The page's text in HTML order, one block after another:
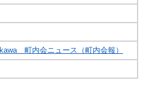
町内会ニュース（町内会報）